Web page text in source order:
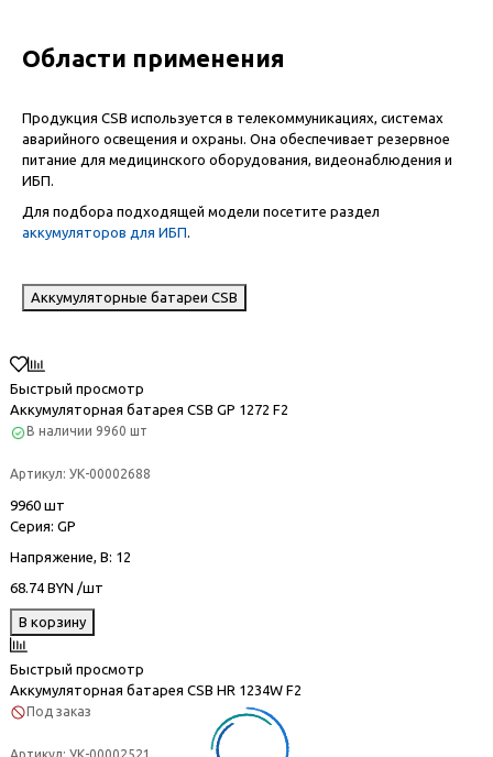
Области применения
Продукция CSB используется в телекоммуникациях, системах
аварийного освещения и охраны. Она обеспечивает резервное
питание для медицинского оборудования, видеонаблюдения и
ИБП.
Для подбора подходящей модели посетите раздел
аккумуляторов для ИБП.
Аккумуляторные батареи CSB
Быстрый просмотр
Аккумуляторная батарея CSB GP 1272 F2
В наличии 9960 шт
Артикул: УК-00002688
9960 шт
Серия: GP
Напряжение, В: 12
68.74 BYN /шт
В корзину
Быстрый просмотр
Аккумуляторная батарея CSB HR 1234W F2
Под заказ
Артикул: УК-00002521